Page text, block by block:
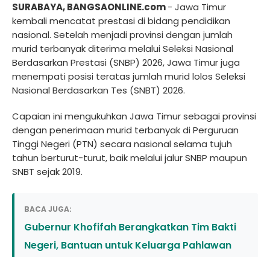
SURABAYA, BANGSAONLINE.com- Jawa Timur
kembali mencatat prestasi di bidang pendidikan
nasional. Setelah menjadi provinsi dengan jumlah
murid terbanyak diterima melalui Seleksi Nasional
Berdasarkan Prestasi (SNBP) 2026, Jawa Timur juga
menempati posisi teratas jumlah murid lolos Seleksi
Nasional Berdasarkan Tes (SNBT) 2026.
Capaian ini mengukuhkan Jawa Timur sebagai provinsi
dengan penerimaan murid terbanyak di Perguruan
Tinggi Negeri (PTN) secara nasional selama tujuh
tahun berturut-turut, baik melalui jalur SNBP maupun
SNBT sejak 2019.
BACA JUGA:
Gubernur Khofifah Berangkatkan Tim Bakti
Negeri, Bantuan untuk Keluarga Pahlawan